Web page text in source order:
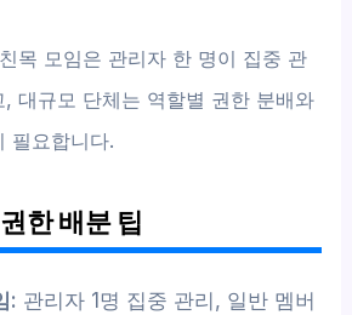
목 모임은 관리자 한 명이 집중 관
대규모 단체는 역할별 권한 분배와
필요합니다.
한 배분 팁
: 관리자 1명 집중 관리, 일반 멤버